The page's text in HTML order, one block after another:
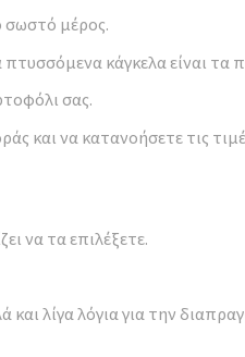
σωστό μέρος.
κάγκελα είναι τα
σας.
και να κατανοήσετε τις
να τα επιλέξετε.
και λίγα λόγια για την